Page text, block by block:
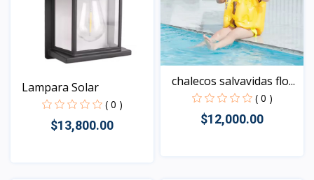
Lampara Solar
( 0 )
$13,800.00
chalecos salvavidas flo...
( 0 )
$12,000.00